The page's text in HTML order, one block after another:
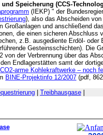
Speicherung (CCS-
(IEKP) " der
), also das Abscheiden von
Großanlagen und anschließend
die einen sicheren Abschluss
z.B. ausgediente Erdöl- oder
Gesteinsschichten). Die
von der Verbrennung über das
Endlagerstätten samt der
CO2-arme Kohlekraftwerke – noch
BINE-Projektinfo 12/2007 (pdf,
| Treibhausgase|